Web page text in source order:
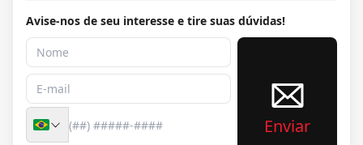
Avise-nos de seu interesse e tire suas dúvidas!
Enviar